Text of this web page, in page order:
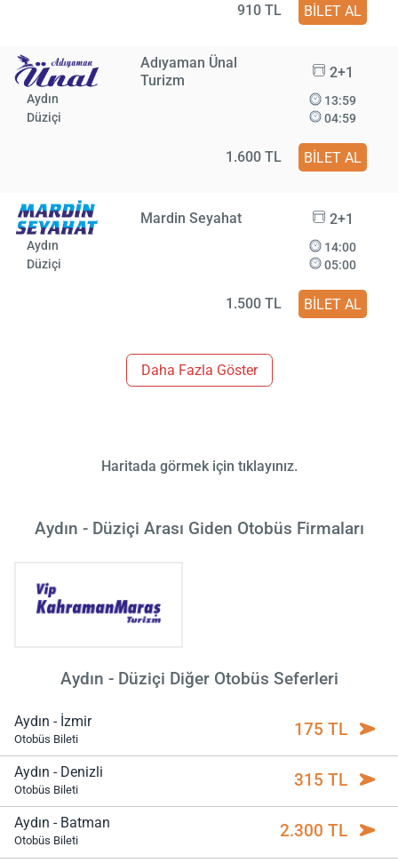
910 TL BİLET AL
Adıyaman Ünal
Turizm
2+1
Aydın
Düziçi
13:59
04:59
1.600 TL BİLET AL
Mardin Seyahat 2+1
Aydın
Düziçi
14:00
05:00
1.500 TL BİLET AL
Daha Fazla Göster
Haritada görmek için tıklayınız.
Aydın - Düziçi Arası Giden Otobüs Firmaları
Aydın - Düziçi Diğer Otobüs Seferleri
Aydın - İzmir
Otobüs Bileti 175 TL
Aydın - Denizli
Otobüs Bileti 315 TL
Aydın - Batman
Otobüs Bileti 2.300 TL